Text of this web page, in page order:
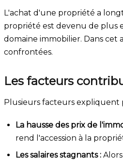
L'achat d'une propriété a
propriété est devenu de plus
domaine immobilier. Dans
confrontées.
Les facteurs
Plusieurs facteurs expliquent
La hausse des prix de
rend l'accession à la
Les salaires stagnants :